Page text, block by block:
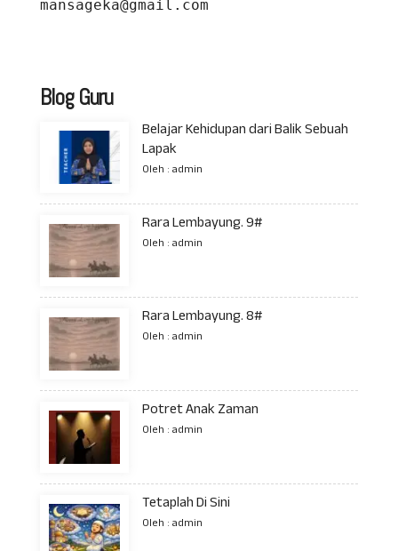
mansageka@gmail.com
Blog Guru
Belajar Kehidupan dari Balik Sebuah
Lapak
Oleh : admin
Rara Lembayung. 9#
Oleh : admin
Rara Lembayung. 8#
Oleh : admin
Potret Anak Zaman
Oleh : admin
Tetaplah Di Sini
Oleh : admin